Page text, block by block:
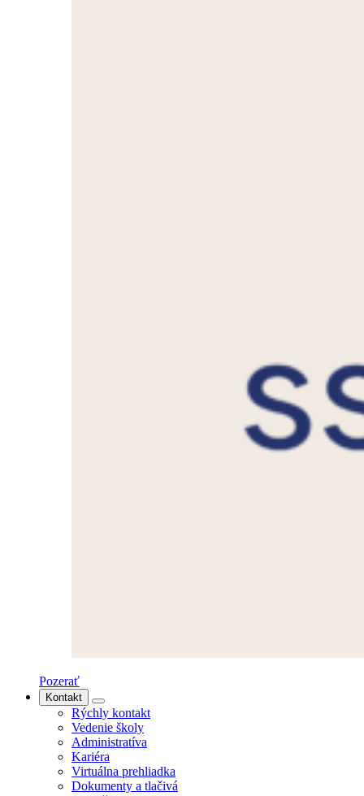
Pozerať
Kontakt
Rýchly kontakt
Vedenie školy
Administratíva
Kariéra
Virtuálna prehliadka
Dokumenty a tlačivá